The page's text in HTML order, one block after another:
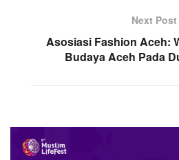
Next Post
Asosiasi Fashion Aceh:
Budaya Aceh Pada